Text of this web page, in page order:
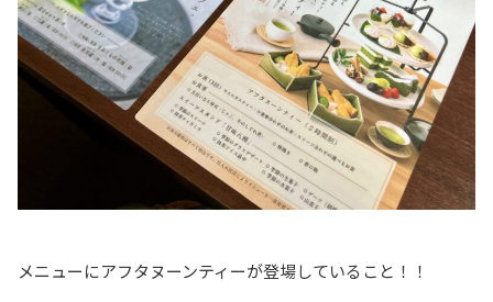
メニューにアフタヌーンティーが登場していること！！